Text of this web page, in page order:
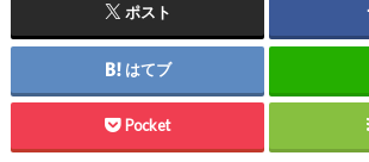
ポスト
はてブ
Pocket